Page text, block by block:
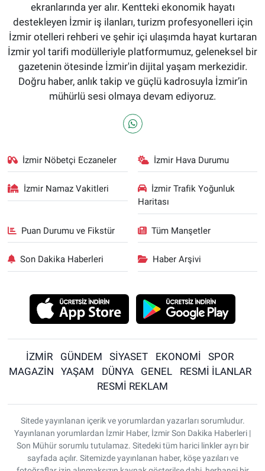
ekranlarında yer alır. Kentteki ekonomik hayatı
destekleyen İzmir iş ilanları, turizm profesyonelleri için
İzmir otelleri rehberi ve şehir içi ulaşımda hayat kurtaran
İzmir yol tarifi modülleriyle platformumuz, geleneksel bir
gazetenin ötesinde İzmir'in dijital yaşam merkezidir.
Doğru haber, anlık takip ve güçlü kadrosuyla İzmir’in
mühürlü sesi olmaya devam ediyoruz.
İzmir Nöbetçi Eczaneler İzmir Hava Durumu
İzmir Namaz Vakitleri
İzmir Trafik Yoğunluk
Haritası
Puan Durumu ve Fikstür Tüm Manşetler
Son Dakika Haberleri Haber Arşivi
İZMİR GÜNDEM SİYASET EKONOMİ
SPOR
MAGAZİN
YAŞAM DÜNYA GENEL
RESMİ İLANLAR
RESMİ REKLAM
Sitede yayınlanan içerik ve yorumlardan yazarları sorumludur.
Yayınlanan yorumlardan İzmir Haber, İzmir Son Dakika Haberleri |
Son Mühür sorumlu tutulamaz. Sitedeki tüm harici linkler ayrı bir
sayfada açılır. Sitemizde yayınlanan haber, köşe yazıları ve